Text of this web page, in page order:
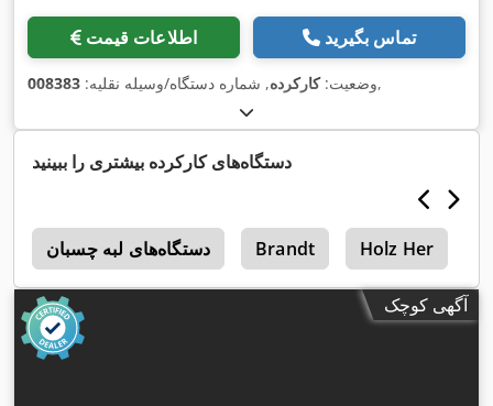
اطلاعات قیمت تماس بگیرید
وضعیت:کارکرده, شماره دستگاه/وسیله نقلیه: 008383 ,
دستگاه‌های کارکرده بیشتری را ببینید
دستگاه‌های لبه چسبان Brandt Holz Her
آگهی کوچک